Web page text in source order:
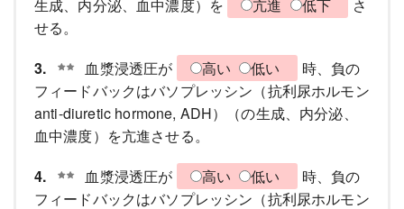
生成、内分泌、血中濃度）を
亢進 低下
さ
せる。
3.
血漿浸透圧が 高い 低い
時、負の
フィードバックはバソプレッシン（抗利尿ホルモン
anti-diuretic hormone, ADH）（の生成、内分泌、
血中濃度）を亢進させる。
4.
血漿浸透圧が 高い 低い
時、負の
フィードバックはバソプレッシン（抗利尿ホルモン